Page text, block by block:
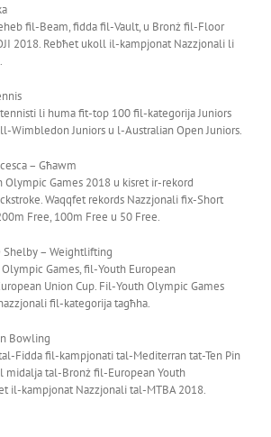
fil-Beam, fidda fil-Vault, u Bronż fil-Floor
2018. Rebħet ukoll il-kampjonat Nazzjonali li
li huma fit-top 100 fil-kategorija Juniors
Wimbledon Juniors u l-Australian Open Juniors.
– Għawm
Games 2018 u kisret ir-rekord
Waqqfet rekords Nazzjonali fix-Short
Free, 100m Free u 50 Free.
Shelby – Weightlifting
Games, fil-Youth European
Union Cup. Fil-Youth Olympic Games
fil-kategorija tagħha.
Bowling
Fidda fil-kampjonati tal-Mediterran tat-Ten Pin
midalja tal-Bronż fil-European Youth
il-kampjonat Nazzjonali tal-MTBA 2018.